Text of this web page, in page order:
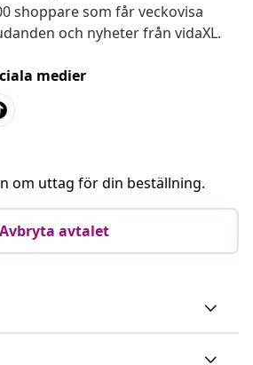
shoppare som får veckovisa
och nyheter från vidaXL.
medier
om uttag för din beställning.
Avbryta avtalet